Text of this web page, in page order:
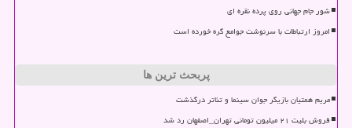
شور جام جهانی روی پرده نقره ای
امروز ارتباطات با سرنوشت جوامع گره خورده است
پربحث ترین ها
مریم همتیان بازیگر جوان سینما و تئاتر درگذشت
فروش بلیت ۲۱ میلیون تومانی تهران_اصفهان رد شد